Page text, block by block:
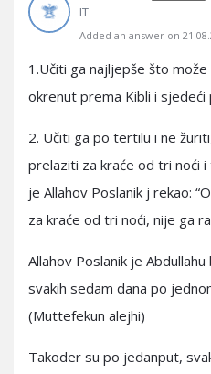
IT
Added an answer on
1.Učiti ga najljepše što
okrenut prema Kibli i sjedeći
2. Učiti ga po tertilu i ne
prelaziti za kraće od tri noći i
je Allahov Poslanik j rekao:
za kraće od tri noći, nije ga
Allahov Poslanik je
svakih sedam dana po
(Muttefekun alejhi)
Takoder su po jedanput,